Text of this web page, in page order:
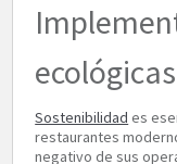
Sostenibilidad es
restaurantes
negativo de sus